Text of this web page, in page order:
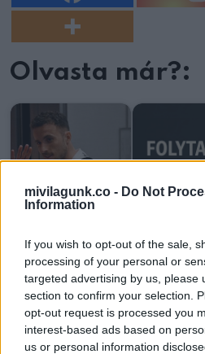
mivilagunk.co - Do Not
Information
If you wish to opt-out of the sale,
processing of your personal or
targeted advertising by us, please
section to confirm your selection.
opt-out request is processed you
interest-based ads based on
us or personal information
Olvasta már?:
Diogo Jota autóval
utazott, mivel az
A padláson
egy 1991-
Csendben írta alá a
válási papírokat —
senki sem…